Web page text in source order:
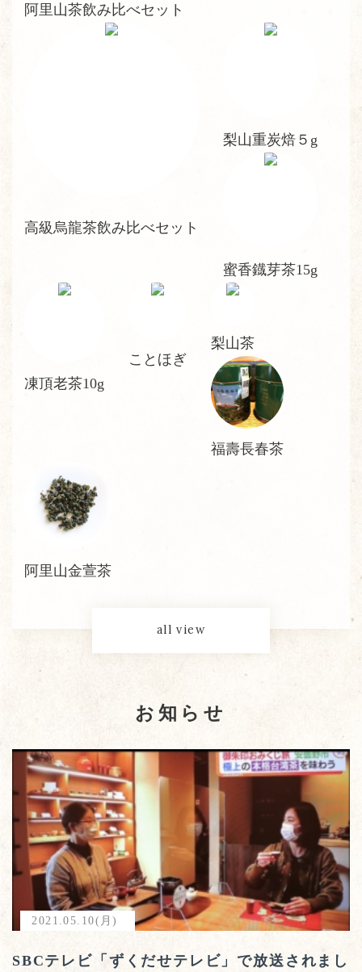
阿里山茶飲み比べセット
高級烏龍茶飲み比べセット
梨山重炭焙５g
蜜香鐡芽茶15g
凍頂老茶10g
ことほぎ
梨山茶
福壽長春茶
阿里山金萱茶
all view
お知らせ
2021.05.10(月)
SBCテレビ「ずくだせテレビ」で放送されまし